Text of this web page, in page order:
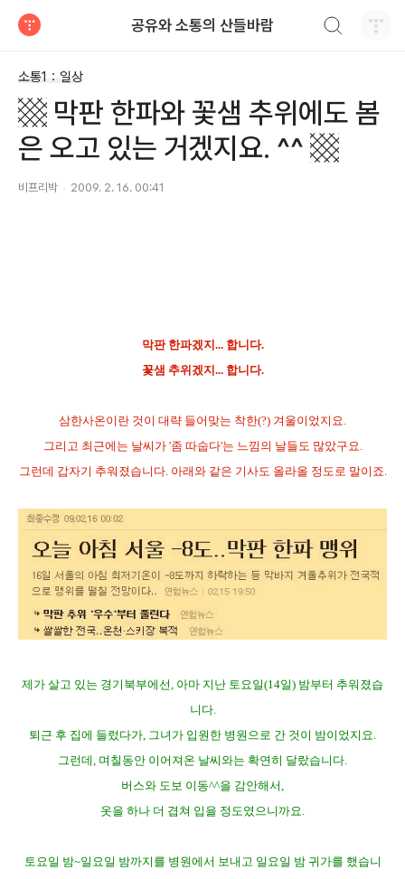
공유와 소통의 산들바람
소통1：일상
▩ 막판 한파와 꽃샘 추위에도 봄
은 오고 있는 거겠지요. ^^ ▩
비프리박 2009. 2. 16. 00:41
막판 한파겠지... 합니다.
꽃샘 추위겠지... 합니다.
삼한사온이란 것이 대략 들어맞는 착한(?) 겨울이었지요.
그리고 최근에는 날씨가 '좀 따숩다'는 느낌의 날들도 많았구요.
그런데 갑자기 추워졌습니다. 아래와 같은 기사도 올라올 정도로 말이죠.
제가 살고 있는 경기북부에선, 아마 지난 토요일(14일) 밤부터 추워졌습
니다.
퇴근 후 집에 들렀다가, 그녀가 입원한 병원으로 간 것이 밤이었지요.
그런데, 며칠동안 이어져온 날씨와는 확연히 달랐습니다.
버스와 도보 이동^^을 감안해서,
옷을 하나 더 겹쳐 입을 정도였으니까요.
토요일 밤~일요일 밤까지를 병원에서 보내고 일요일 밤 귀가를 했습니